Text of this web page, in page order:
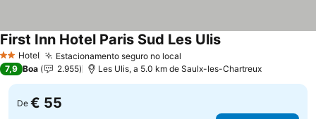
2 Estrelas
Hotel Estacionamento seguro no local
First Inn Hotel Paris Sud Les UlisVer preços
7,9 Boa 2.955 Les Ulis, a 5.0 km de Saulx-les-Chartreux
De € 55